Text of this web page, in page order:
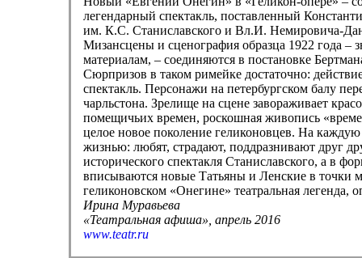
легендарный спектакль, поставленный
им. К.С. Станиславского и Вл.И. Немировича­-
Мизансцены и сценография образца 1922 года
материалам, – соединяются в постановке
Сюрпризов в таком римейке достаточно:
спектакль. Персонажи на петербургском балу
чарльстона. Зрелище на сцене завораживает
помещичьих времен, роскошная живопись
целое новое поколение геликоновцев. На
жизнью: любят, страдают, поддразнивают друг
исторического спектакля Станиславского, а в
вписываются новые Татьяны и Ленские в точки
геликоновском «Онегине» театральная легенда,
Ирина Муравьева
«Театральная афиша», апрель 2016
www.teatr.ru